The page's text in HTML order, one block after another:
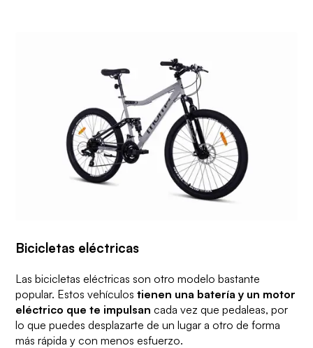
Bicicletas eléctricas
Las bicicletas eléctricas son otro modelo bastante
popular. Estos vehículostienen una batería y un motor
eléctrico que te impulsan cada vez que pedaleas, por
lo que puedes desplazarte de un lugar a otro de forma
más rápida y con menos esfuerzo.